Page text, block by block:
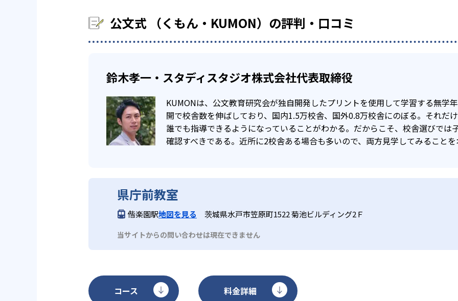
公文式 （くもん・KUMON）の評判・口コミ
鈴木孝一・スタディスタジオ株式会社代表取締役
KUMONは、公文教育研究会が独自開発したプリントを使用して学習する無学
開で校舎数を伸ばしており、国内1.5万校舎、国外0.8万校舎にのぼる。それだ
誰でも指導できるようになっていることがわかる。だからこそ、校舎選びでは
確認すべきである。近所に2校舎ある場合も多いので、両方見学してみること
県庁前教室
偕楽園駅地図を見る 茨城県水戸市笠原町1522 菊池ビルディング2Ｆ
当サイトからの問い合わせは現在できません
コース 料金詳細